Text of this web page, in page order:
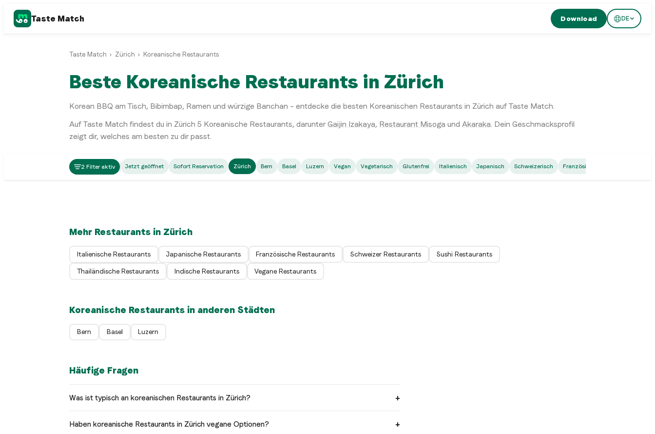
Taste Match Download DE
Taste Match › Zürich › Koreanische Restaurants
Beste Koreanische Restaurants in Zürich
Korean BBQ am Tisch, Bibimbap, Ramen und würzige Banchan – entdecke die besten Koreanischen Restaurants in Zürich auf Taste Match.
Auf Taste Match findest du in Zürich 5 Koreanische Restaurants, darunter Gaijin Izakaya, Restaurant Misoga und Akaraka. Dein Geschmacksprofil
zeigt dir, welches am besten zu dir passt.
2 Filter aktiv Jetzt geöffnet Sofort Reservation Zürich Bern Basel Luzern Vegan Vegetarisch Glutenfrei Italienisch Japanisch Schweizerisch Französisch
Korean
Gaijin Izakaya
Korean
Restaurant Misoga
Korean
Akaraka
Korean Korean
Mehr Restaurants in Zürich
Italienische Restaurants Japanische Restaurants Französische Restaurants Schweizer Restaurants Sushi Restaurants
Thailändische Restaurants Indische Restaurants Vegane Restaurants
Koreanische Restaurants in anderen Städten
Bern Basel Luzern
Häufige Fragen
Was ist typisch an koreanischen Restaurants in Zürich?
Haben koreanische Restaurants in Zürich vegane Optionen?